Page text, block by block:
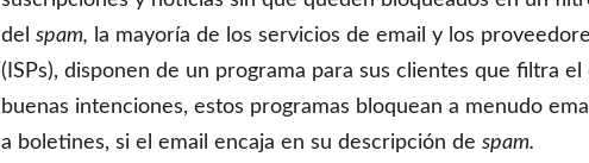
del spam, la mayoría de los servicios de email y los
(ISPs), disponen de un programa para sus clientes que filtra
buenas intenciones, estos programas bloquean a menudo
a boletines, si el email encaja en su descripción de spam.